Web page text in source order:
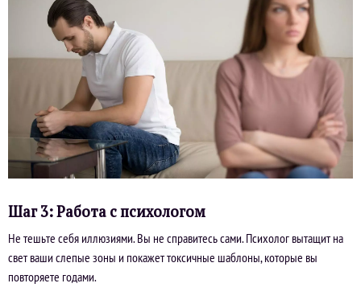
Шаг 3: Работа с психологом
Не тешьте себя иллюзиями. Вы не справитесь сами. Психолог вытащит на
свет ваши слепые зоны и покажет токсичные шаблоны, которые вы
повторяете годами.